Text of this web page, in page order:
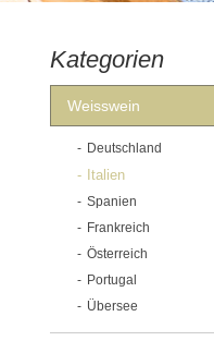
Kategorien
Weisswein
Deutschland
Italien
Spanien
Frankreich
Österreich
Portugal
Übersee